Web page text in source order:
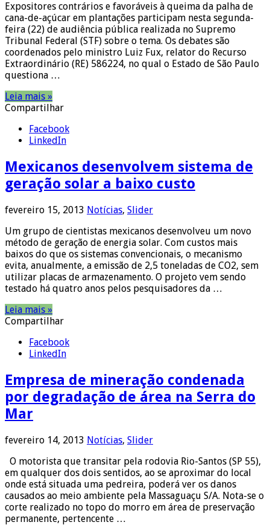
Expositores contrários e favoráveis à queima da palha de
cana-de-açúcar em plantações participam nesta segunda-
feira (22) de audiência pública realizada no Supremo
Tribunal Federal (STF) sobre o tema. Os debates são
coordenados pelo ministro Luiz Fux, relator do Recurso
Extraordinário (RE) 586224, no qual o Estado de São Paulo
questiona …
Leia mais »
Compartilhar
Facebook
LinkedIn
Mexicanos desenvolvem sistema de
geração solar a baixo custo
fevereiro 15, 2013 Notícias, Slider
Um grupo de cientistas mexicanos desenvolveu um novo
método de geração de energia solar. Com custos mais
baixos do que os sistemas convencionais, o mecanismo
evita, anualmente, a emissão de 2,5 toneladas de CO2, sem
utilizar placas de armazenamento. O projeto vem sendo
testado há quatro anos pelos pesquisadores da …
Leia mais »
Compartilhar
Facebook
LinkedIn
Empresa de mineração condenada
por degradação de área na Serra do
Mar
fevereiro 14, 2013 Notícias, Slider
O motorista que transitar pela rodovia Rio-Santos (SP 55),
em qualquer dos dois sentidos, ao se aproximar do local
onde está situada uma pedreira, poderá ver os danos
causados ao meio ambiente pela Massaguaçu S/A. Nota-se o
corte realizado no topo do morro em área de preservação
permanente, pertencente …